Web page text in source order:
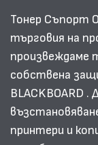
Тонер Съпорт
търговия на
произвеждаме
собствена
BLACKBOARD
принтери и